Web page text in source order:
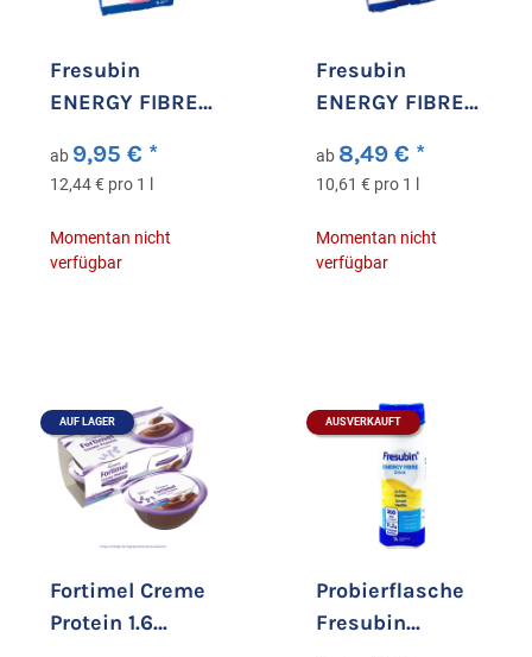
Fresubin
ENERGY FIBRE
ab 9,95 € *
12,44 € pro 1 l
Momentan nicht
verfügbar
Fresubin
ENERGY FIBRE
ab 8,49 € *
10,61 € pro 1 l
Momentan nicht
verfügbar
AUF LAGER
Fortimel Creme
Protein 1.6
AUSVERKAUFT
Probierflasche
Fresubin